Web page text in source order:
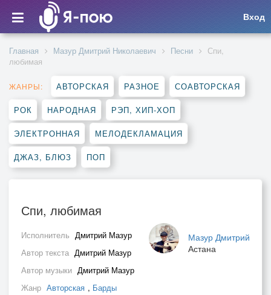
Вход
Главная Мазур Дмитрий Николаевич Песни
Спи,
любимая
ЖАНРЫ: АВТОРСКАЯ РАЗНОЕ СОАВТОРСКАЯ
РОК НАРОДНАЯ РЭП, ХИП-ХОП
ЭЛЕКТРОННАЯ МЕЛОДЕКЛАМАЦИЯ
ДЖАЗ, БЛЮЗ ПОП
Спи, любимая
Мазур Дмитрий
Астана
Исполнитель Дмитрий Мазур
Автор текста Дмитрий Мазур
Автор музыки Дмитрий Мазур
Жанр Авторская , Барды